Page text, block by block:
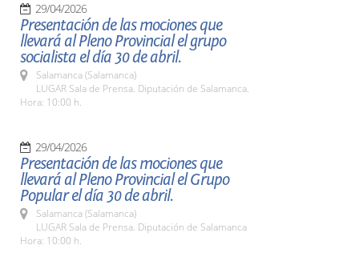
29/04/2026
Presentación de las mociones que
llevará al Pleno Provincial el grupo
socialista el día 30 de abril.
Salamanca (Salamanca)
LUGAR Sala de Prensa. Diputación de Salamanca.
Hora: 10:00 h.
29/04/2026
Presentación de las mociones que
llevará al Pleno Provincial el Grupo
Popular el día 30 de abril.
Salamanca (Salamanca)
LUGAR Sala de Prensa. Diputación de Salamanca
Hora: 10:00 h.